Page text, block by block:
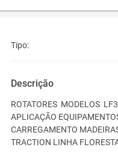
Tipo:
Descrição
ROTATORES MODELOS
APLICAÇÃO
CARREGAMENTO
TRACTION LINHA